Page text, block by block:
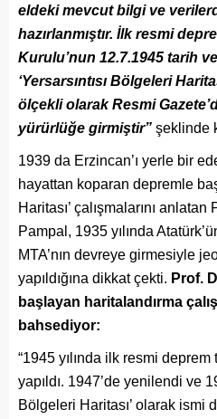
eldeki mevcut bilgi ve
hazırlanmıştır. İlk resmi
Kurulu’nun 12.7.1945 tarih ve
‘Yersarsıntısı Bölgeleri
ölçekli olarak Resmi
yürürlüğe girmiştir” şeklinde
1939 da Erzincan’ı yerle bir
hayattan koparan depremle
Haritası’ çalışmalarını
Pampal, 1935 yılında
MTA’nın devreye girmesiyle
yapıldığına dikkat çekti. Prof.
başlayan haritalandırma
bahsediyor:
“1945 yılında ilk resmi
yapıldı. 1947’de yenilendi ve
Bölgeleri Haritası’ olarak ismi